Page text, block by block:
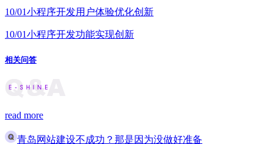
10/01小程序开发用户体验优化创新
10/01小程序开发功能实现创新
相关问答
read more
青岛网站建设不成功？那是因为没做好准备